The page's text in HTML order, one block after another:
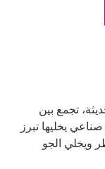
تجمع بين
يخليها تبرز
ويخلي الجو